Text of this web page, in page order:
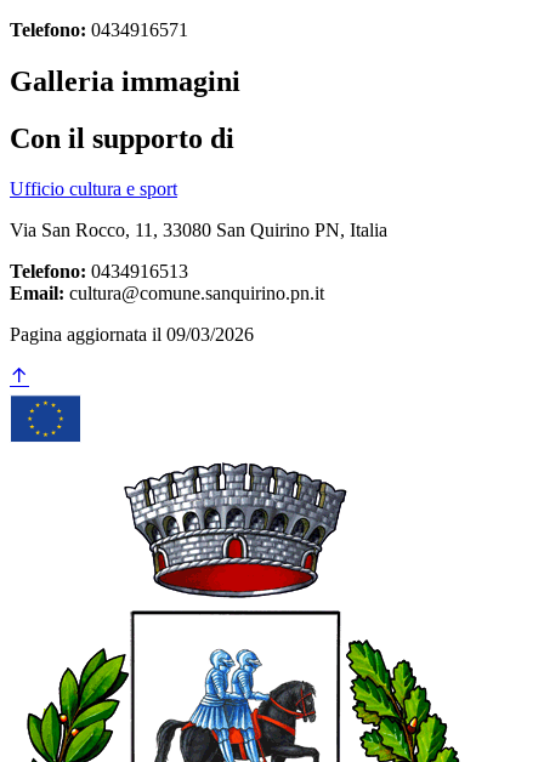
Telefono: 0434916571
Galleria immagini
Con il supporto di
Ufficio cultura e sport
Via San Rocco, 11, 33080 San Quirino PN, Italia
Telefono: 0434916513
Email: cultura@comune.sanquirino.pn.it
Pagina aggiornata il 09/03/2026